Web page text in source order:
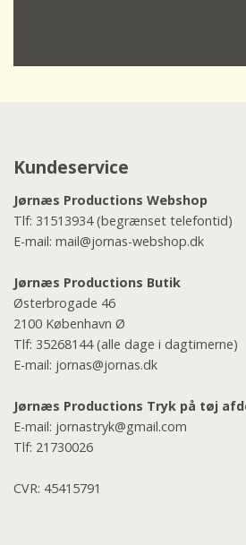
Kundeservice
Jørnæs Productions Webshop
Tlf: 31513934(begrænset telefontid)
E-mail: mail@jornas-webshop.dk
Jørnæs Productions Butik
Østerbrogade 46
2100 København Ø
Tlf: 35268144(alle dage i dagtimerne)
E-mail: jornas@jornas.dk
Jørnæs Productions Tryk på tøj
E-mail: jornastryk@gmail.com
Tlf: 21730026
CVR: 45415791